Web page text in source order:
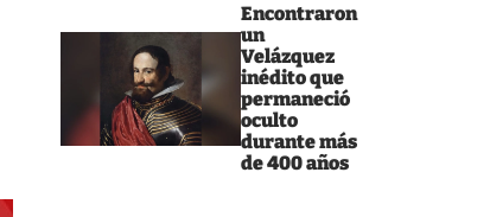
Encontraron
un
Velázquez
inédito que
permaneció
oculto
durante más
de 400 años